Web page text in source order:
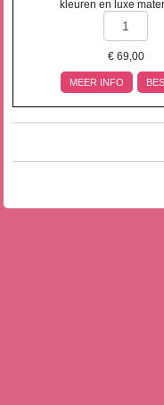
kleuren en luxe
€ 69,00
MEER INFO